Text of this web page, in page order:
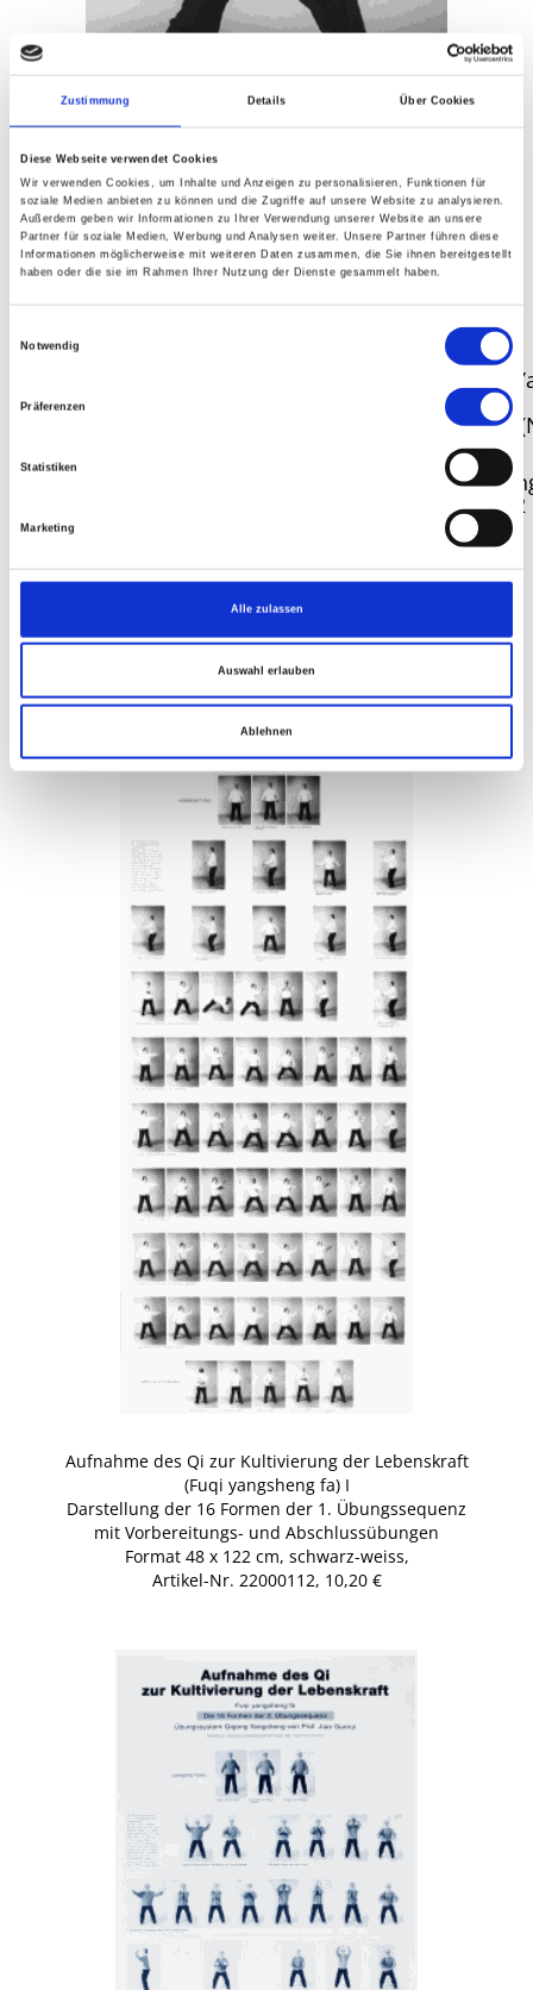
Zustimmung Details Über Cookies
Diese Webseite verwendet Cookies
Wir verwenden Cookies, um Inhalte und Anzeigen zu personalisieren, Funktionen für
soziale Medien anbieten zu können und die Zugriffe auf unsere Website zu analysieren.
Außerdem geben wir Informationen zu Ihrer Verwendung unserer Website an unsere
Partner für soziale Medien, Werbung und Analysen weiter. Unsere Partner führen diese
Informationen möglicherweise mit weiteren Daten zusammen, die Sie ihnen bereitgestellt
haben oder die sie im Rahmen Ihrer Nutzung der Dienste gesammelt haben.
Notwendig
Präferenzen
Statistiken
Marketing
Alle zulassen
Auswahl erlauben
Ablehnen
Artikel zur Methode des Fuqi
yangsheng fa
Gisela Hildenbrand: Das Lehrsystem Qigong
inneren Verbindungen.
Zeitschrift für Qigong Yangsheng 1996, 12-
Unterrichtsmaterialien zum Lehrsystem
Zeitschrift für Qigong Yangsheng 2001, S. 5-12
Aufnahme des Qi zur Kultivierung der Lebenskraft
(Fuqi yangsheng fa) I
Darstellung der 16 Formen der 1. Übungssequenz
mit Vorbereitungs- und Abschlussübungen
Format 48 x 122 cm, schwarz-weiss,
Artikel-Nr. 22000112, 10,20 €